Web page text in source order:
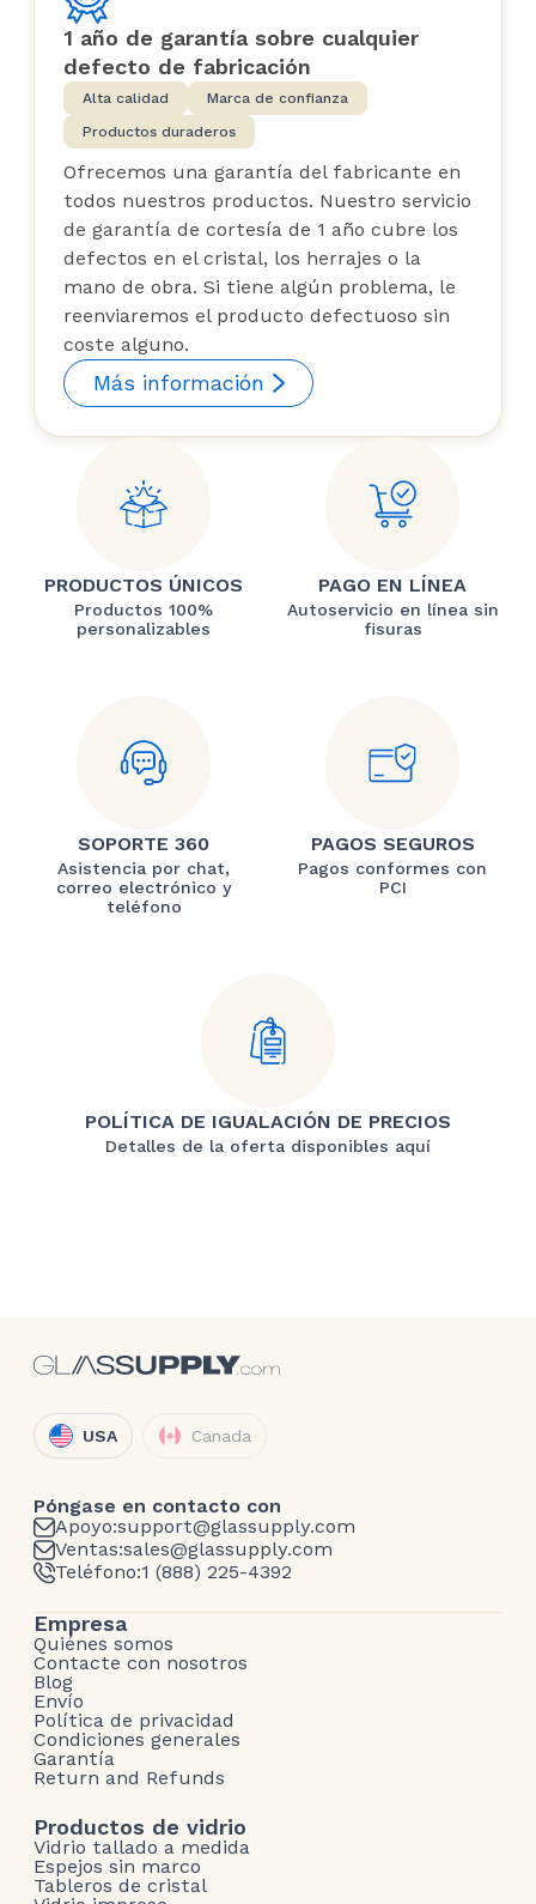
1 año de garantía sobre cualquier
defecto de fabricación
Alta calidad
Marca de confianza
Productos duraderos
Ofrecemos una garantía del fabricante en
todos nuestros productos. Nuestro servicio
de garantía de cortesía de 1 año cubre los
defectos en el cristal, los herrajes o la
mano de obra. Si tiene algún problema, le
reenviaremos el producto defectuoso sin
coste alguno.
Más información
PRODUCTOS ÚNICOS
Productos 100%
personalizables
PAGO EN LÍNEA
Autoservicio en línea sin
fisuras
SOPORTE 360
Asistencia por chat,
correo electrónico y
teléfono
PAGOS SEGUROS
Pagos conformes con
PCI
POLÍTICA DE IGUALACIÓN DE PRECIOS
Detalles de la oferta disponibles aquí
USA Canada
Póngase en contacto con
Apoyo:support@glassupply.com
Ventas:sales@glassupply.com
Teléfono:1 (888) 225-4392
Empresa
Quiénes somos
Contacte con nosotros
Blog
Envío
Política de privacidad
Condiciones generales
Garantía
Return and Refunds
Productos de vidrio
Vidrio tallado a medida
Espejos sin marco
Tableros de cristal